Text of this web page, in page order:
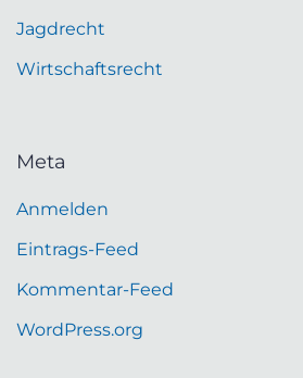
Jagdrecht
Wirtschaftsrecht
Meta
Anmelden
Eintrags-Feed
Kommentar-Feed
WordPress.org